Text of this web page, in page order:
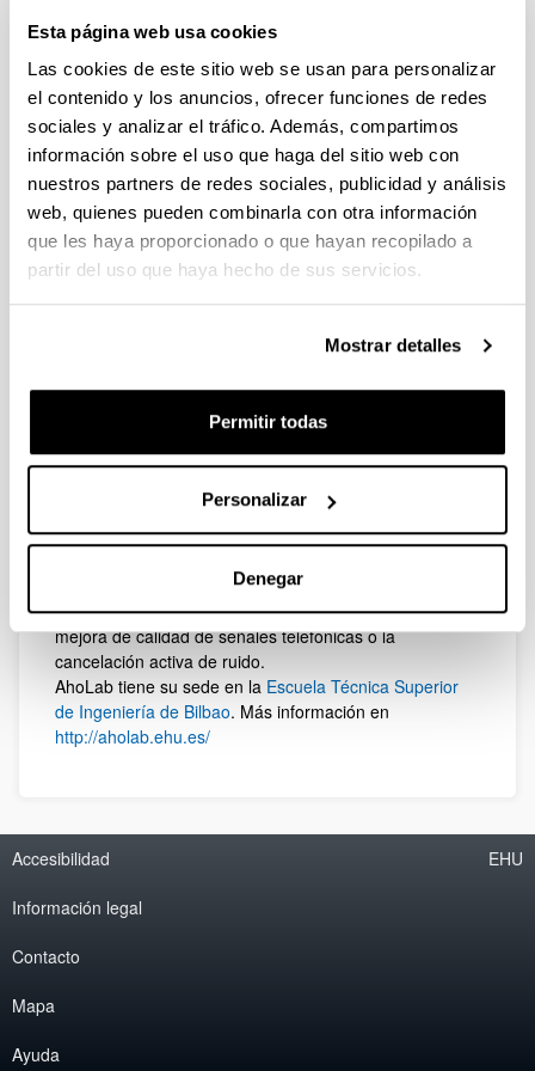
Esta página web usa cookies
Las cookies de este sitio web se usan para personalizar
el contenido y los anuncios, ofrecer funciones de redes
sociales y analizar el tráfico. Además, compartimos
información sobre el uso que haga del sitio web con
nuestros partners de redes sociales, publicidad y análisis
web, quienes pueden combinarla con otra información
que les haya proporcionado o que hayan recopilado a
partir del uso que haya hecho de sus servicios.
Mostrar detalles
Permitir todas
Personalizar
Denegar
AhoLab Signal Processing Laboratory es un grupo de
investigación multidisciplinar formado por profesores e
investigadores del departamento de Ingeniería de
Comunicaciones de la UPV/EHU, junto a varios
estudiantes de grado y posgrado. El grupo tiene amplia
experiencia en todos los campos relacionados con las
tecnologías de la lengua y ha participado en proyectos
de reconocimiento de voz, conversión de texto a voz e
identificación de locutor.AhoTTS, el primer sistema de
conversión de texto a voz disponible comercialmente
también ha desarrollado muchos de los recursos orales
y herramientas disponibles públicamente para euskara.
del habla para euskara. AhoLab ha trabajado también
en otras áreas del procesado de señal, tales como la
mejora de calidad de señales telefónicas o la
cancelación activa de ruido.
AhoLab tiene su sede en la Escuela Técnica Superior
de Ingeniería de Bilbao. Más información en
http://aholab.ehu.es/
Accesibilidad
Información legal
Contacto
Mapa
Ayuda
EHU